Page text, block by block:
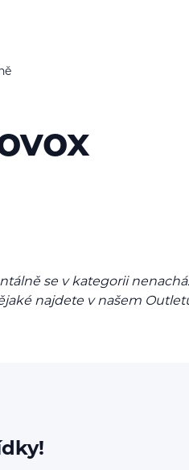
se v kategorii
najdete v našem